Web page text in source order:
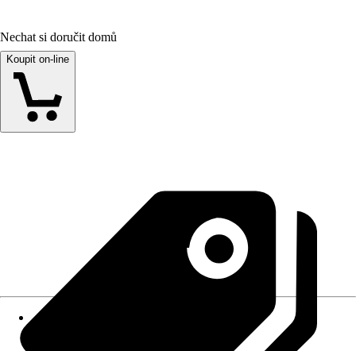
Nechat si doručit domů
Koupit on-line